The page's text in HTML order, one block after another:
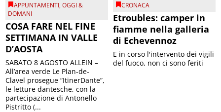
APPUNTAMENTI,OGGI &
DOMANI
COSA FARE NEL FINE
SETTIMANA IN VALLE
D’AOSTA
SABATO 8 AGOSTO ALLEIN –
All’area verde Le Plan-de-
Clavel prosegue “ItinerDante”,
le letture dantesche, con la
partecipazione di Antonello
Pistritto (...
CRONACA
Etroubles: camper in
fiamme nella galleria
di Echevennoz
E in corso l'intervento dei vigili
del fuoco, non ci sono feriti